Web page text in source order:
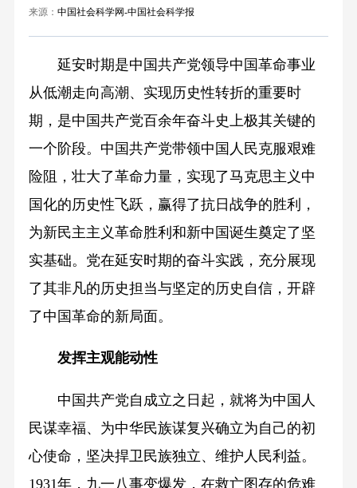
来源： 中国社会科学网-中国社会科学报
延安时期是中国共产党领导中国革命事业
从低潮走向高潮、实现历史性转折的重要时
期，是中国共产党百余年奋斗史上极其关键的
一个阶段。中国共产党带领中国人民克服艰难
险阻，壮大了革命力量，实现了马克思主义中
国化的历史性飞跃，赢得了抗日战争的胜利，
为新民主主义革命胜利和新中国诞生奠定了坚
实基础。党在延安时期的奋斗实践，充分展现
了其非凡的历史担当与坚定的历史自信，开辟
了中国革命的新局面。
发挥主观能动性
中国共产党自成立之日起，就将为中国人
民谋幸福、为中华民族谋复兴确立为自己的初
心使命，坚决捍卫民族独立、维护人民利益。
1931年，九一八事变爆发，在救亡图存的危难